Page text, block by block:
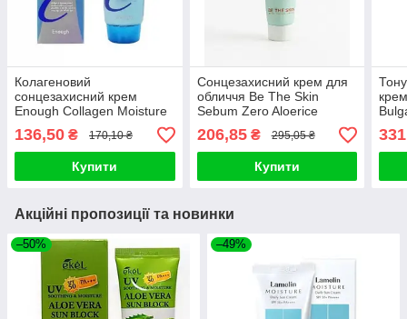
Колагеновий
сонцезахисний крем
Enough Collagen Moisture
Sun Cream SPF 50+ PA+++
50ml
136,50 ₴ 170,10 ₴
Купити
Сонцезахисний крем для
обличчя Be The Skin
Sebum Zero Aloerice
Vegan Sun Cream SPF
50+, PA++++, 5ml
206,85₴ 295,05 ₴
Купити
-
Акційні пропозиції та новинки
–50% –49%